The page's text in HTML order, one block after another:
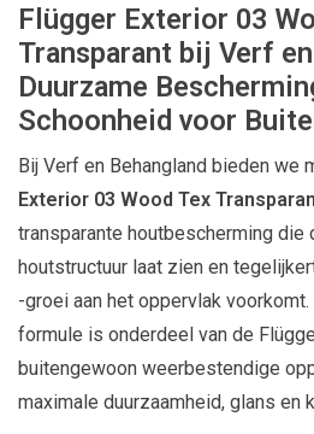
Flügger Exterior 03
Transparant bij Verf
Duurzame
Schoonheid voor
Bij Verf en Behangland bieden we
Exterior 03 Wood Tex
transparante houtbescherming die
houtstructuur laat zien en
-groei aan het oppervlak
formule is onderdeel van de
buitengewoon weerbestendige
maximale duurzaamheid, glans en